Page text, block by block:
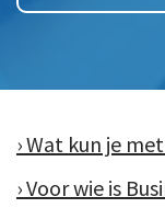
› Wat kun je
› Voor wie is